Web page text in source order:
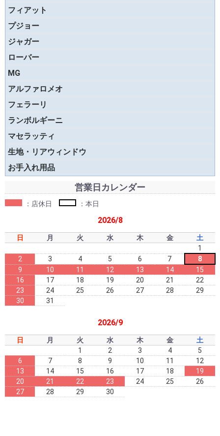
フィアット
プジョー
ジャガー
ローバー
MG
アルファロメオ
フェラーリ
ランボルギーニ
マセラッティ
生地・リアウィンドウ
お手入れ用品
営業日カレンダー
：店休日 ：本日
2026/8
日 月 火 水 木 金
土
1
2
3 4 5 6 7
8
9
10 11 12 13 14
15
16
17 18 19 20 21
22
23
24 25 26 27 28
29
30
31
2026/9
日 月 火 水 木 金
土
1
2 3 4
5
6
7 8 9 10 11
12
13
14 15 16 17 18
19
20
21 22 23 24 25
26
27
28 29 30